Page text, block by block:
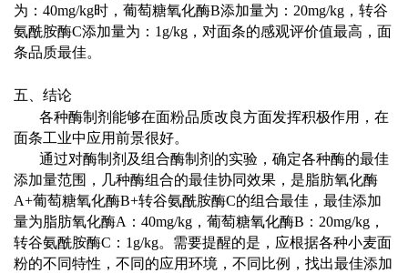
为： 40mg/kg时，葡萄糖氧化酶B添加量为： 20mg/kg ，转谷
氨酰胺酶C添加量为： 1g/kg ，对面条的感观评价值最高，面
条品质最佳。
五、 结论
各种酶制剂能够在面粉品质改良方面发挥积极作用，在
面条工业中应用前景很好。
通过对酶制剂及组合酶制剂的实验，确定各种酶的最佳
添加量范围，几种酶组合的最佳协同效果，是脂肪氧化酶
A+葡萄糖氧化酶B+转谷氨酰胺酶C的组合最佳，最佳添加
量为脂肪氧化酶A ： 40mg/kg ，葡萄糖氧化酶B ： 20mg/kg ，
转谷氨酰胺酶C ： 1g/kg。需要提醒的是，应根据各种小麦面
粉的不同特性，不同的应用环境，不同比例，找出最佳添加